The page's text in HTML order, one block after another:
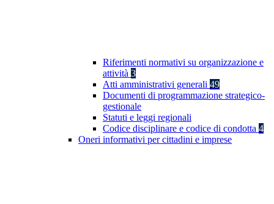
Riferimenti normativi su organizzazione e
attività 3
Atti amministrativi generali 49
Documenti di programmazione strategico-
gestionale
Statuti e leggi regionali
Codice disciplinare e codice di condotta 4
Oneri informativi per cittadini e imprese